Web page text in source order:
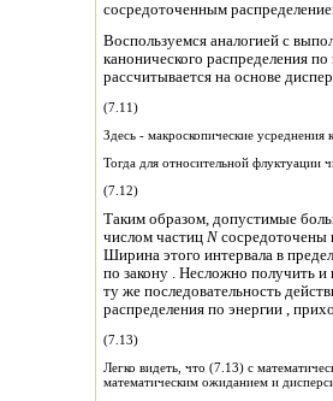
сосредоточенным
Воспользуемся аналогией с
канонического распределения
(7.11)
Здесь - макроскопические
(7.12)
Таким образом, допустимые
числом частиц N сосредоточены
Ширина этого интервала в
по закону . Несложно получить
ту же последовательность
распределения по энергии ,
(7.13)
Легко видеть, что (7.13) с
математическим ожиданием и